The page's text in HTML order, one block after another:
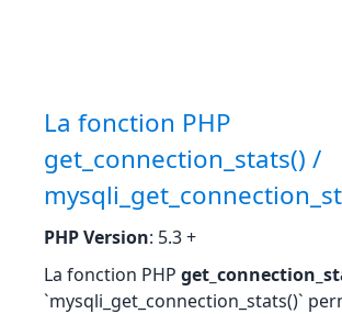
La fonction PHP
get_connection_stats() /
PHP Version: 5.3 +
La fonction PHP
`mysqli_get_connection_stats()`